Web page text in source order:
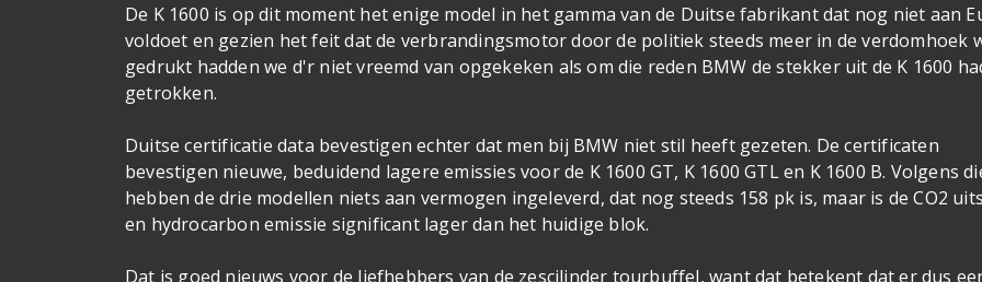
De K 1600 is op dit moment het enige model in het gamma van de Duitse fabrikant dat nog niet aan
voldoet en gezien het feit dat de verbrandingsmotor door de politiek steeds meer in de verdomhoek
gedrukt hadden we d'r niet vreemd van opgekeken als om die reden BMW de stekker uit de K 1600
getrokken.
Duitse certificatie data bevestigen echter dat men bij BMW niet stil heeft gezeten. De certificaten
bevestigen nieuwe, beduidend lagere emissies voor de K 1600 GT, K 1600 GTL en K 1600 B. Volgens
hebben de drie modellen niets aan vermogen ingeleverd, dat nog steeds 158 pk is, maar is de CO2
en hydrocarbon emissie significant lager dan het huidige blok.
Dat is goed nieuws voor de liefhebbers van de zescilinder tourbuffel, want dat betekent dat er dus